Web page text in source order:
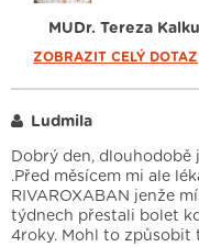
MUDr. Tereza
ZOBRAZIT CELÝ DOTAZ
Ludmila
Dobrý den, dlouhodobě
.Před měsícem mi ale
RIVAROXABAN jenže
týdnech přestali bolet
4roky. Mohl to způsobit